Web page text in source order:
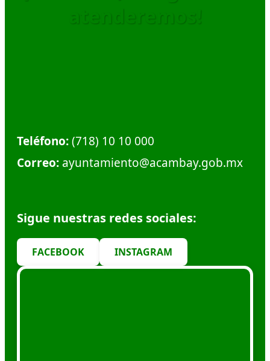
atenderemos!
Teléfono:(718) 10 10 000
Correo: ayuntamiento@acambay.gob.mx
Sigue nuestras redes sociales:
FACEBOOK INSTAGRAM